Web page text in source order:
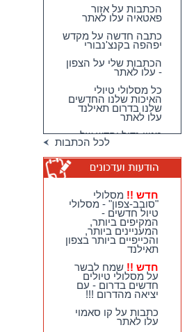
פאטאיה עלו לאתר
יפהפה בקנצ'נבורי
הכתבות שלי על הצפון
- עלו לאתר
האיכות שלנו החדשים
שלנו בדרום תאילנד
עלו לאתר
טיולי האיכות שלנו
בדרום תאילנד
טיולי יום מהואה הין -
מבחר גדול של
מסלולים כייפיים
וחווייתיים לנופשים
בהואה הין !!
חדש !! מסלולי
"סובב-צפון" - מסלולי
טיול חדשים - המקיפים
ביותר, המעניינים
ביותר, והכייפיים ביותר
בצפון תאילנד
חדש !!שמח לבשר על
מסלולי טיולים חדשים
בדרום - עם יציאה
מהדרום !!!
כתבות על קו סאמוי
לכל הכתבות
חדש !! מסלולי
"סובב-צפון" - מסלולי
טיול חדשים -
המקיפים ביותר,
המעניינים ביותר,
והכייפיים ביותר בצפון
תאילנד
חדש !! שמח לבשר
על מסלולי טיולים
חדשים בדרום - עם
יציאה מהדרום !!!
כתבות על קו סאמוי
עלו לאתר